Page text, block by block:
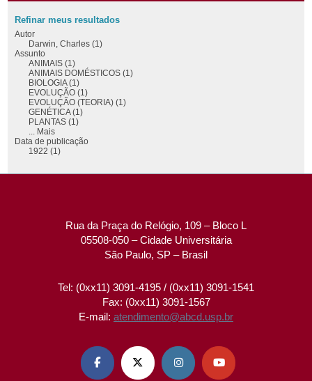
Refinar meus resultados
Autor
Darwin, Charles (1)
Assunto
ANIMAIS (1)
ANIMAIS DOMÉSTICOS (1)
BIOLOGIA (1)
EVOLUÇÃO (1)
EVOLUÇÃO (TEORIA) (1)
GENÉTICA (1)
PLANTAS (1)
... Mais
Data de publicação
1922 (1)
Rua da Praça do Relógio, 109 – Bloco L
05508-050 – Cidade Universitária
São Paulo, SP – Brasil
Tel: (0xx11) 3091-4195 / (0xx11) 3091-1541
Fax: (0xx11) 3091-1567
E-mail: atendimento@abcd.usp.br
   